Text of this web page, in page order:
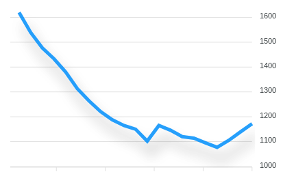
1600
1500
1400
1300
1200
1100
1000